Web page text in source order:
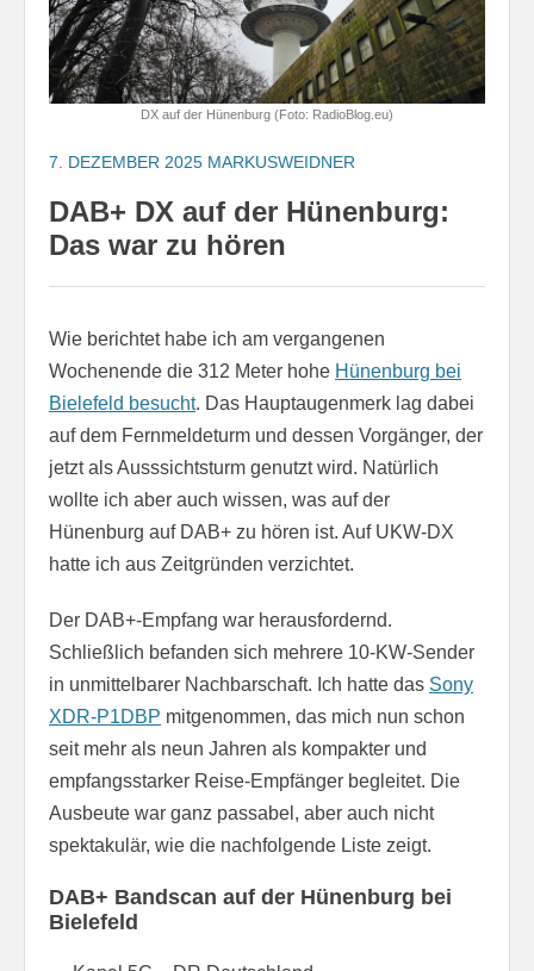
DX auf der Hünenburg (Foto: RadioBlog.eu)
7. DEZEMBER 2025 MARKUSWEIDNER
DAB+ DX auf der Hünenburg:
Das war zu hören
Wie berichtet habe ich am vergangenen
Wochenende die 312 Meter hohe Hünenburg bei
Bielefeld besucht. Das Hauptaugenmerk lag dabei
auf dem Fernmeldeturm und dessen Vorgänger, der
jetzt als Ausssichtsturm genutzt wird. Natürlich
wollte ich aber auch wissen, was auf der
Hünenburg auf DAB+ zu hören ist. Auf UKW-DX
hatte ich aus Zeitgründen verzichtet.
Der DAB+-Empfang war herausfordernd.
Schließlich befanden sich mehrere 10-KW-Sender
in unmittelbarer Nachbarschaft. Ich hatte das Sony
XDR-P1DBP mitgenommen, das mich nun schon
seit mehr als neun Jahren als kompakter und
empfangsstarker Reise-Empfänger begleitet. Die
Ausbeute war ganz passabel, aber auch nicht
spektakulär, wie die nachfolgende Liste zeigt.
DAB+ Bandscan auf der Hünenburg bei
Bielefeld